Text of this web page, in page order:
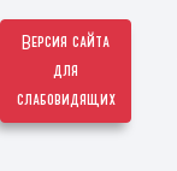
Версия сайта
для
слабовидящих